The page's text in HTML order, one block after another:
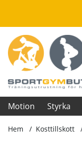
Motion Styrka
Hem Kosttillskott